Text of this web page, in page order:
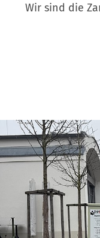
Wir sind die